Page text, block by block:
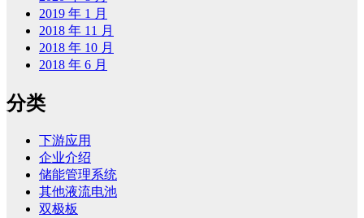
2019 年 1 月
2018 年 11 月
2018 年 10 月
2018 年 6 月
分类
下游应用
企业介绍
储能管理系统
其他液流电池
双极板